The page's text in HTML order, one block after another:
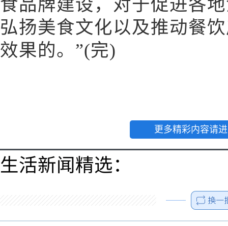
食品牌建设，对于促进各
弘扬美食文化以及推动餐
效果的。”(完)
更多精彩内容请
生活新闻精选：